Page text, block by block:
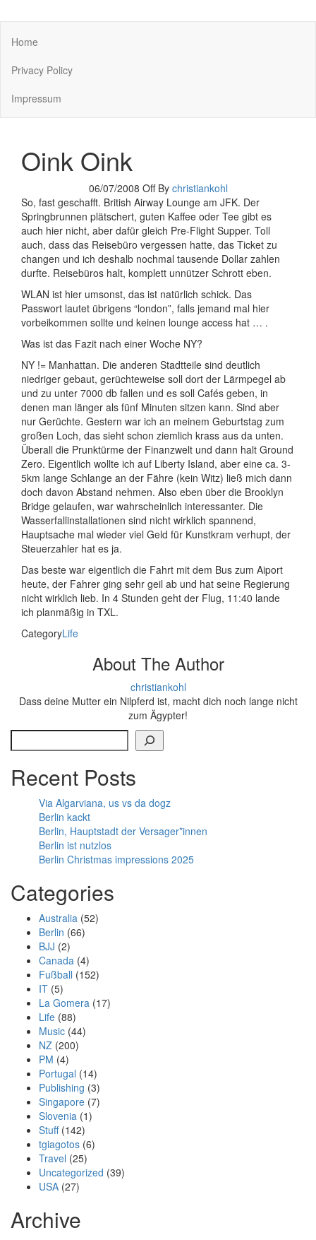
Home
Privacy Policy
Impressum
Oink Oink
06/07/2008 Off By christiankohl
So, fast geschafft. British Airway Lounge am JFK. Der
Springbrunnen plätschert, guten Kaffee oder Tee gibt es
auch hier nicht, aber dafür gleich Pre-Flight Supper. Toll
auch, dass das Reisebüro vergessen hatte, das Ticket zu
changen und ich deshalb nochmal tausende Dollar zahlen
durfte. Reisebüros halt, komplett unnützer Schrott eben.
WLAN ist hier umsonst, das ist natürlich schick. Das
Passwort lautet übrigens “london”, falls jemand mal hier
vorbeikommen sollte und keinen lounge access hat … .
Was ist das Fazit nach einer Woche NY?
NY != Manhattan. Die anderen Stadtteile sind deutlich
niedriger gebaut, gerüchteweise soll dort der Lärmpegel ab
und zu unter 7000 db fallen und es soll Cafés geben, in
denen man länger als fünf Minuten sitzen kann. Sind aber
nur Gerüchte. Gestern war ich an meinem Geburtstag zum
großen Loch, das sieht schon ziemlich krass aus da unten.
Überall die Prunktürme der Finanzwelt und dann halt Ground
Zero. Eigentlich wollte ich auf Liberty Island, aber eine ca. 3-
5km lange Schlange an der Fähre (kein Witz) ließ mich dann
doch davon Abstand nehmen. Also eben über die Brooklyn
Bridge gelaufen, war wahrscheinlich interessanter. Die
Wasserfallinstallationen sind nicht wirklich spannend,
Hauptsache mal wieder viel Geld für Kunstkram verhupt, der
Steuerzahler hat es ja.
Das beste war eigentlich die Fahrt mit dem Bus zum Aiport
heute, der Fahrer ging sehr geil ab und hat seine Regierung
nicht wirklich lieb. In 4 Stunden geht der Flug, 11:40 lande
ich planmäßig in TXL.
CategoryLife
About The Author
christiankohl
Dass deine Mutter ein Nilpferd ist, macht dich noch lange nicht
zum Ägypter!
Recent Posts
Via Algarviana, us vs da dogz
Berlin kackt
Berlin, Hauptstadt der Versager*innen
Berlin ist nutzlos
Berlin Christmas impressions 2025
Categories
Australia (52)
Berlin (66)
BJJ (2)
Canada (4)
Fußball (152)
IT (5)
La Gomera (17)
Life (88)
Music (44)
NZ (200)
PM (4)
Portugal (14)
Publishing (3)
Singapore (7)
Slovenia (1)
Stuff(142)
tgiagotos (6)
Travel (25)
Uncategorized (39)
USA (27)
Archive